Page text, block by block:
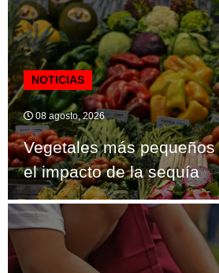
NOTICIAS
08 agosto, 2026
Vegetales más
el impacto de la sequía